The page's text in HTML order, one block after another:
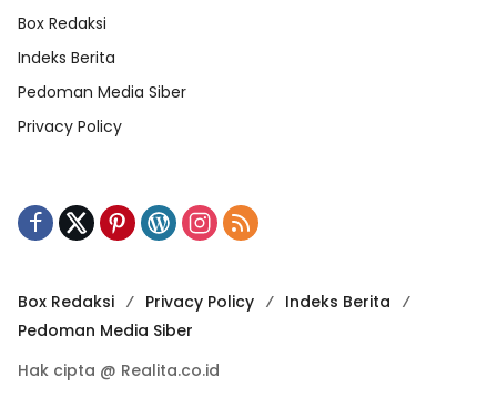
Box Redaksi
Indeks Berita
Pedoman Media Siber
Privacy Policy
Box Redaksi Privacy Policy
Indeks Berita
Pedoman Media Siber
Hak cipta @ Realita.co.id